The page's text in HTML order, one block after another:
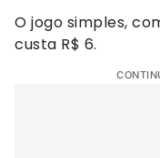
O jogo simples,
custa R$ 6.